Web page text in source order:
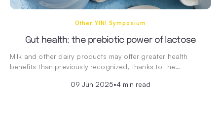
Other YINI Symposium
Gut health: the prebiotic power of lactose
Milk and other dairy products may offer greater health
benefits than previously recognized, thanks to the…
09 Jun 2025•4 min read